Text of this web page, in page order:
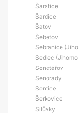
Šaratice
Šardice
Šatov
Šebetov
Sebranice
Sedlec
Senetářov
Senorady
Sentice
Šerkovice
Silůvky